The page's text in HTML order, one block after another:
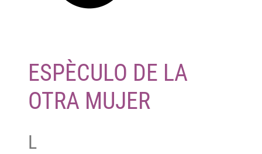
ESPÈCULO DE LA
OTRA MUJER
L